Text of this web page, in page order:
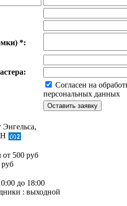
*:
Согласен на
персональных данных
Энгельса,
Н
500 руб
руб
до 18:00
: выходной